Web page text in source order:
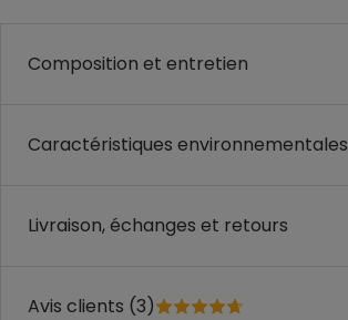
Composition et entretien
Caractéristiques environnementales
Livraison, échanges et retours
Avis clients (3)